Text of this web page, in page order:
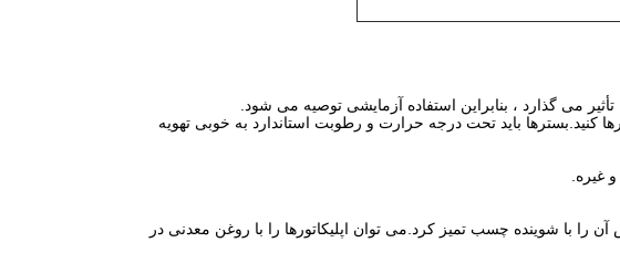
کنید.بسترها باید تحت درجه حرارت و رطوبت استاندارد به خوبی تهویه
با شوینده چسب تمیز کرد.می توان اپلیکاتورها را با روغن معدنی در